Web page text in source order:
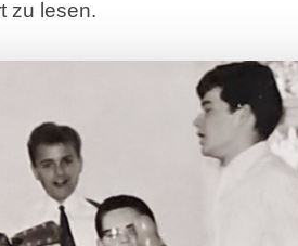
zu lesen.